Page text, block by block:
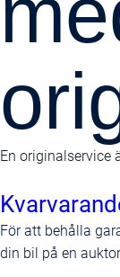
En originalservice
För att behålla
din bil på en